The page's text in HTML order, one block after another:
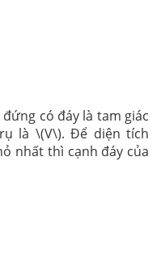
có đáy là tam giác
là \(V\). Để diện tích
nhất thì cạnh đáy của